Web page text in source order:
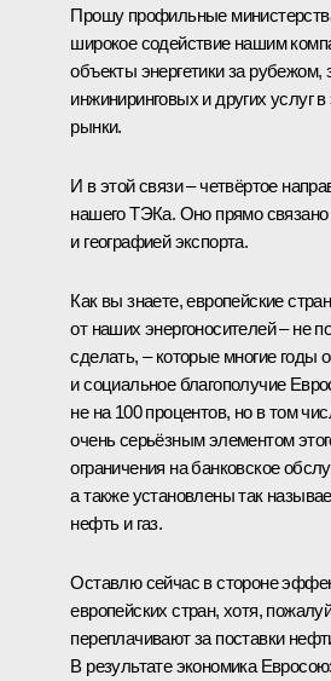
Прошу профильные
широкое содействие нашим
объекты энергетики за рубежом,
инжиниринговых и других услуг
рынки.
И в этой связи – четвёртое
нашего ТЭКа. Оно прямо
и географией экспорта.
Как вы знаете, европейские
от наших энергоносителей – не
сделать, – которые многие годы
и социальное благополучие
не на 100 процентов, но в том
очень серьёзным элементом
ограничения на банковское
а также установлены так
нефть и газ.
Оставлю сейчас в стороне
европейских стран, хотя,
переплачивают за поставки
В результате экономика